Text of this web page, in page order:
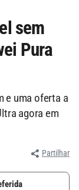
sem
Pura
e uma oferta a
agora em
Partilhar